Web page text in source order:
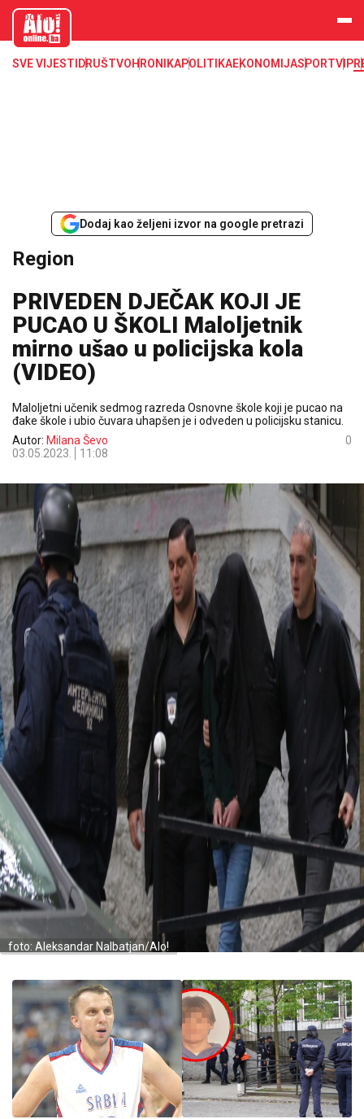
aloonline.b
SVE VIJESTI DRUŠTVOHRONIKAPOLITIKAEKONOMIJASPORTVIP
Dodaj kao željeni izvor na google pretrazi
Region
PRIVEDEN DJEČAK KOJI JE
PUCAO U ŠKOLI Maloljetnik
mirno ušao u policijska kola
(VIDEO)
Maloljetni učenik sedmog razreda Osnovne škole koji je pucao na
đake škole i ubio čuvara uhapšen je i odveden u policijsku stanicu.
Autor: Milana Ševo
03.05.2023.
11:08
0
foto: Aleksandar Nalbatjan/Alo!